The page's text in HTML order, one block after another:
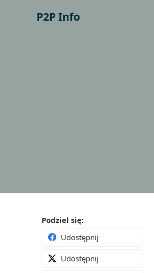
P2P Info
Podziel się:
Udostępnij
Udostępnij